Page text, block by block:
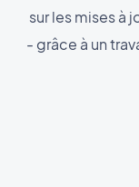
sur les mises à
- grâce à un